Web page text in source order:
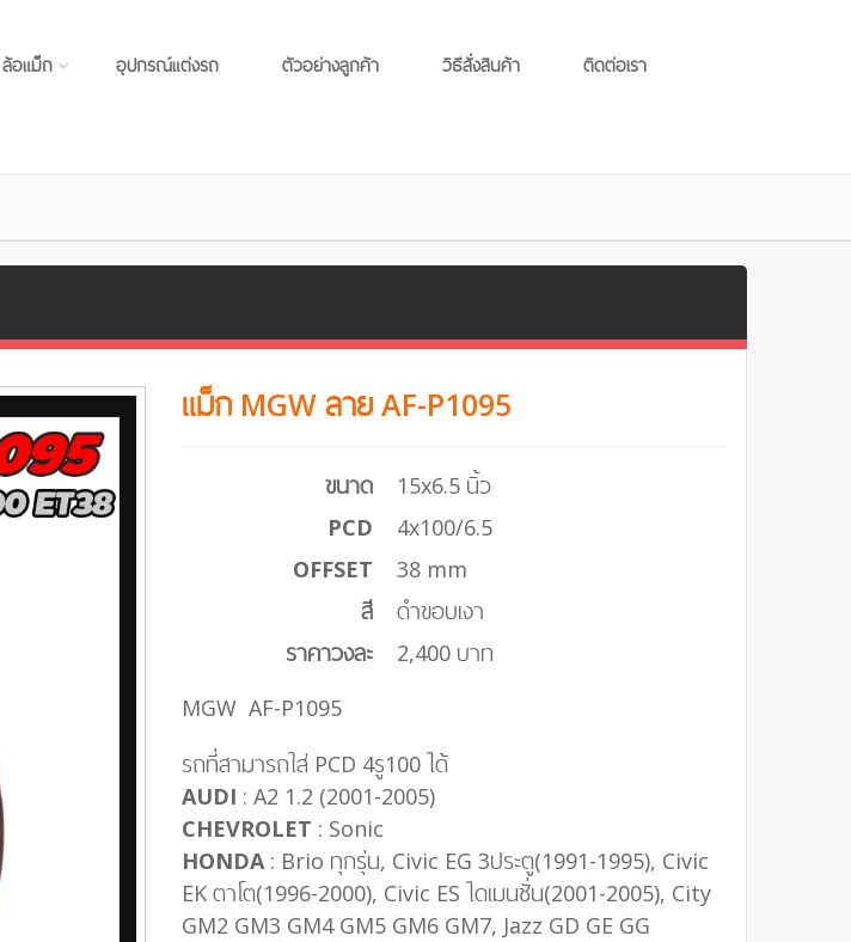
ล้อแม็ก อุปกรณ์แต่งรถ ตัวอย่างลูกค้า วิธีสั่งสินค้า ติดต่อเรา
แม็ก MGW ลาย AF-P1095
ขนาด
15x6.5 นิ้ว
PCD
4x100/6.5
OFFSET
38 mm
สี
ดำขอบเงา
ราคาวงละ
2,400 บาท
MGW AF-P1095
รถที่สามารถใส่ PCD 4รู100 ได้
AUDI : A2 1.2 (2001-2005)
CHEVROLET : Sonic
HONDA: Brio ทุกรุ่น, Civic EG 3ประตู(1991-1995), Civic
EK ตาโต(1996-2000), Civic ES ไดเมนชั่น(2001-2005), City
GM2 GM3 GM4 GM5 GM6 GM7, Jazz GD GE GG